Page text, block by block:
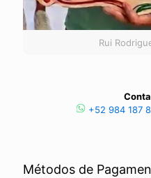
Rui
+52 984 187
Métodos de